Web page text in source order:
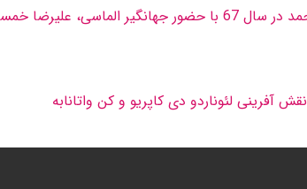
خمسه و مهوش افشار پناه
آفرینى لئوناردو دى كاپریو و كن واتانابه